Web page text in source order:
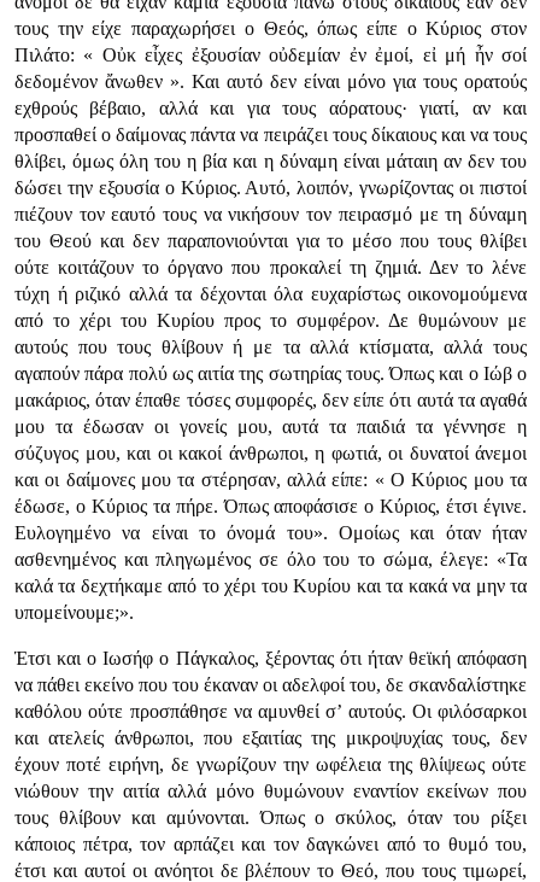
τους την είχε παραχωρήσει ο Θεός, όπως είπε ο Κύριος στον
Πιλάτο: « Οὐκ εἶχες ἐξουσίαν οὐδεμίαν ἐν ἐμοί, εἰ μή ἦν σοί
δεδομένον ἄνωθεν ». Και αυτό δεν είναι μόνο για τους ορατούς
εχθρούς βέβαιο, αλλά και για τους αόρατους· γιατί, αν και
προσπαθεί ο δαίμονας πάντα να πειράζει τους δίκαιους και να τους
θλίβει, όμως όλη του η βία και η δύναμη είναι μάταιη αν δεν του
δώσει την εξουσία ο Κύριος. Αυτό, λοιπόν, γνωρίζοντας οι πιστοί
πιέζουν τον εαυτό τους να νικήσουν τον πειρασμό με τη δύναμη
του Θεού και δεν παραπονιούνται για το μέσο που τους θλίβει
ούτε κοιτάζουν το όργανο που προκαλεί τη ζημιά. Δεν το λένε
τύχη ή ριζικό αλλά τα δέχονται όλα ευχαρίστως οικονομούμενα
από το χέρι του Κυρίου προς το συμφέρον. Δε θυμώνουν με
αυτούς που τους θλίβουν ή με τα αλλά κτίσματα, αλλά τους
αγαπούν πάρα πολύ ως αιτία της σωτηρίας τους. Όπως και ο Ιώβ ο
μακάριος, όταν έπαθε τόσες συμφορές, δεν είπε ότι αυτά τα αγαθά
μου τα έδωσαν οι γονείς μου, αυτά τα παιδιά τα γέννησε η
σύζυγος μου, και οι κακοί άνθρωποι, η φωτιά, οι δυνατοί άνεμοι
και οι δαίμονες μου τα στέρησαν, αλλά είπε: « Ο Κύριος μου τα
έδωσε, ο Κύριος τα πήρε. Όπως αποφάσισε ο Κύριος, έτσι έγινε.
Ευλογημένο να είναι το όνομά του». Ομοίως και όταν ήταν
ασθενημένος και πληγωμένος σε όλο του το σώμα, έλεγε: «Τα
καλά τα δεχτήκαμε από το χέρι του Κυρίου και τα κακά να μην τα
υπομείνουμε;».
Έτσι και ο Ιωσήφ ο Πάγκαλος, ξέροντας ότι ήταν θεϊκή απόφαση
να πάθει εκείνο που του έκαναν οι αδελφοί του, δε σκανδαλίστηκε
καθόλου ούτε προσπάθησε να αμυνθεί σ’ αυτούς. Οι φιλόσαρκοι
και ατελείς άνθρωποι, που εξαιτίας της μικροψυχίας τους, δεν
έχουν ποτέ ειρήνη, δε γνωρίζουν την ωφέλεια της θλίψεως ούτε
νιώθουν την αιτία αλλά μόνο θυμώνουν εναντίον εκείνων που
τους θλίβουν και αμύνονται. Όπως ο σκύλος, όταν του ρίξει
κάποιος πέτρα, τον αρπάζει και τον δαγκώνει από το θυμό του,
έτσι και αυτοί οι ανόητοι δε βλέπουν το Θεό, που τους τιμωρεί,